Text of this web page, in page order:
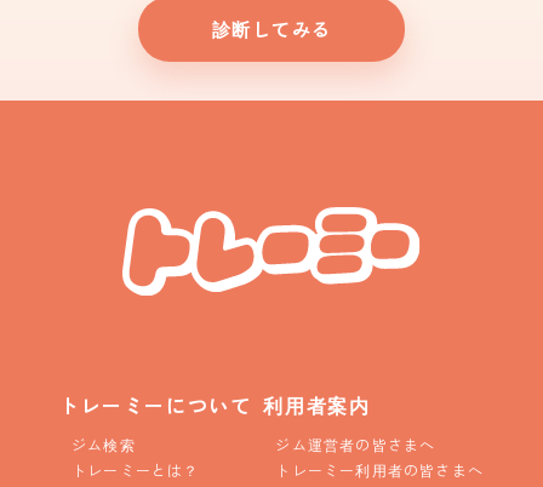
診断してみる
トレーミーについて
ジム検索
トレーミーとは？
利用者案内
ジム運営者の皆さまへ
トレーミー利用者の皆さまへ